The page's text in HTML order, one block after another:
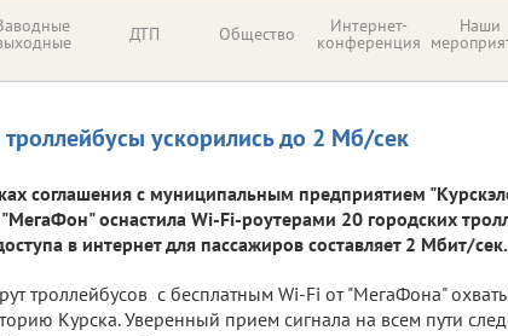
ДТП Общество Интернет-
конференция
Наши
троллейбусы ускорились до 2 Мб/сек
соглашения с муниципальным предприятием
оснастила Wi-Fi-роутерами 20 городских
в интернет для пассажиров составляет 2 Мбит/сек.
троллейбусов с бесплатным Wi-Fi от "МегаФона"
Курска. Уверенный прием сигнала на всем пути